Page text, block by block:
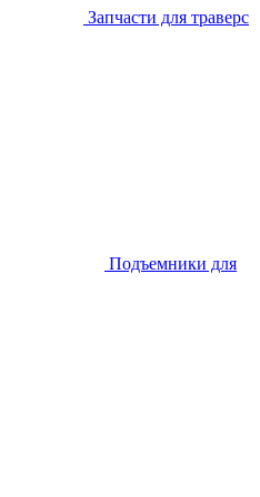
Запчасти для траверс
Подъемники для